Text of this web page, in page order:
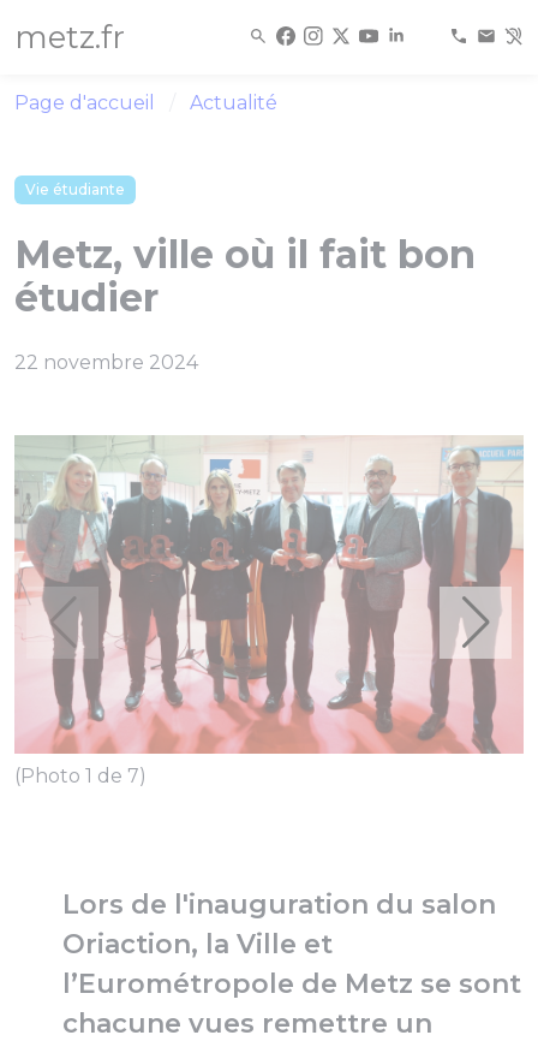
metz.fr
Page d'accueil Actualité
Vie étudiante
Metz, ville où il fait bon
étudier
22 novembre 2024
(Photo 1 de 7)
Lors de l'inauguration du salon
Oriaction, la Ville et
l’Eurométropole de Metz se sont
chacune vues remettre un